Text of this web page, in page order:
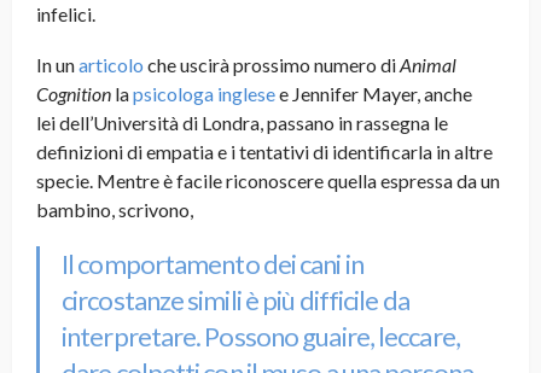
infelici.
In unarticolo che uscirà prossimo numero diAnimal
Cognition lapsicologa inglesee Jennifer Mayer, anche
lei dell’Università di Londra, passano in rassegna le
definizioni di empatia e i tentativi di identificarla in altre
specie. Mentre è facile riconoscere quella espressa da un
bambino, scrivono,
Il comportamento dei cani in
circostanze simili è più difficile da
interpretare. Possono guaire, leccare,